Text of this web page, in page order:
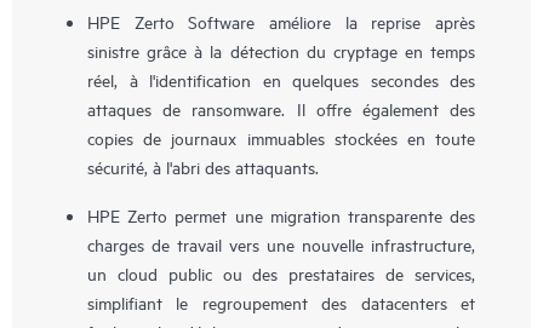
HPE Zerto Software améliore la reprise après
sinistre grâce à la détection du cryptage en temps
réel, à l'identification en quelques secondes des
attaques de ransomware. Il offre également des
copies de journaux immuables stockées en toute
sécurité, à l'abri des attaquants.
HPE Zerto permet une migration transparente des
charges de travail vers une nouvelle infrastructure,
un cloud public ou des prestataires de services,
simplifiant le regroupement des datacenters et